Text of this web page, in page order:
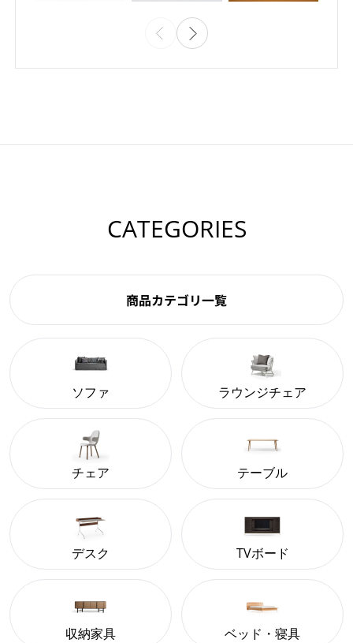
CATEGORIES
商品カテゴリ一覧
ソファ ラウンジチェア
チェア テーブル
デスク TVボード
収納家具 ベッド・寝具